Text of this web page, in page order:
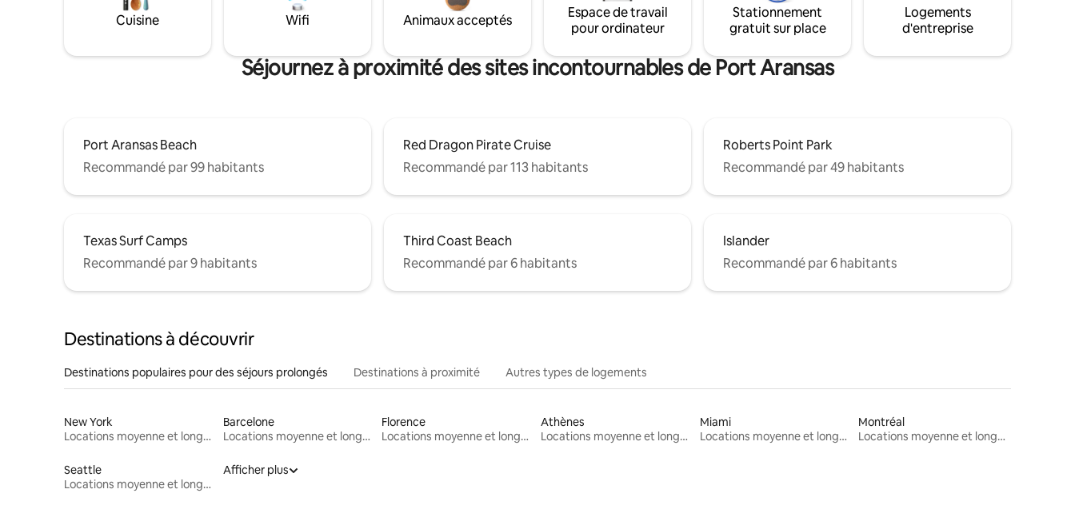
Cuisine Wifi Animaux acceptés
Espace de travail
pour ordinateur
Stationnement
gratuit sur place
Logements
d'entreprise
Séjournez à proximité des sites incontournables de Port Aransas
Port Aransas Beach
Recommandé par 99 habitants
Red Dragon Pirate Cruise
Recommandé par 113 habitants
Roberts Point Park
Recommandé par 49 habitants
Texas Surf Camps
Recommandé par 9 habitants
Third Coast Beach
Recommandé par 6 habitants
Islander
Recommandé par 6 habitants
Destinations à découvrir
Destinations populaires pour des séjours prolongés Destinations à proximité Autres types de logements
New York
Locations moyenne et longue durée
Barcelone
Locations moyenne et longue durée
Florence
Locations moyenne et longue durée
Athènes
Locations moyenne et longue durée
Miami
Locations moyenne et longue durée
Montréal
Locations moyenne et longue durée
Seattle
Locations moyenne et longue durée
Afficher plus